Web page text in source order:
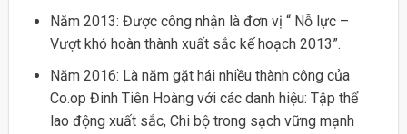
Năm 2013: Được công nhận là đơn vị “ Nỗ lực –
Vượt khó hoàn thành xuất sắc kế hoạch 2013”.
Năm 2016: Là năm gặt hái nhiều thành công của
Co.op Đinh Tiên Hoàng với các danh hiệu: Tập thể
lao động xuất sắc, Chi bộ trong sạch vững mạnh